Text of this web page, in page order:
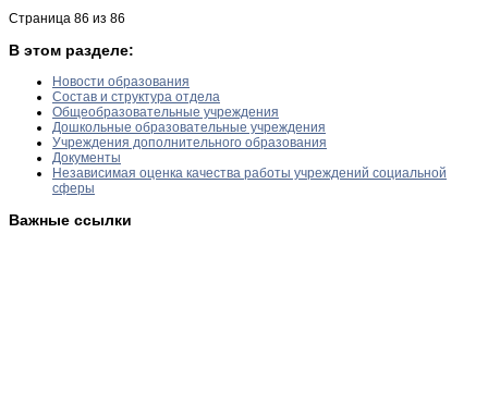
Страница 86 из 86
В этом разделе:
Новости образования
Состав и структура отдела
Общеобразовательные учреждения
Дошкольные образовательные учреждения
Учреждения дополнительного образования
Документы
Независимая оценка качества работы учреждений социальной
сферы
Важные ссылки